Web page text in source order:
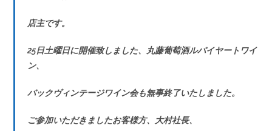
店主です。
25日土曜日に開催致しました、丸藤葡萄酒ルバイヤートワイ
ン、
バックヴィンテージワイン会も無事終了いたしました。
ご参加いただきましたお客様方、大村社長、